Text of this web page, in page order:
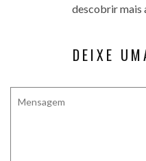
descobrir mais
DEIXE